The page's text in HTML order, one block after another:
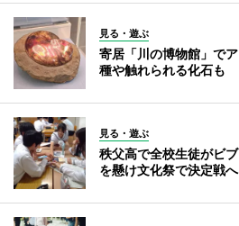
見る・遊ぶ
寄居「川の博物館」で
種や触れられる化石も
見る・遊ぶ
秩父高で全校生徒がビ
を懸け文化祭で決定戦へ